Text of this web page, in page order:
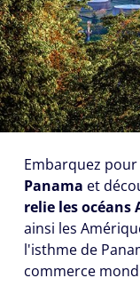
Embarquez
Panama et
relie les
ainsi les
l'isthme de
commerce